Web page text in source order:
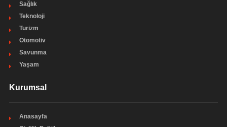
Sağlık
Teknoloji
Turizm
Otomotiv
Savunma
Yaşam
Kurumsal
Anasayfa